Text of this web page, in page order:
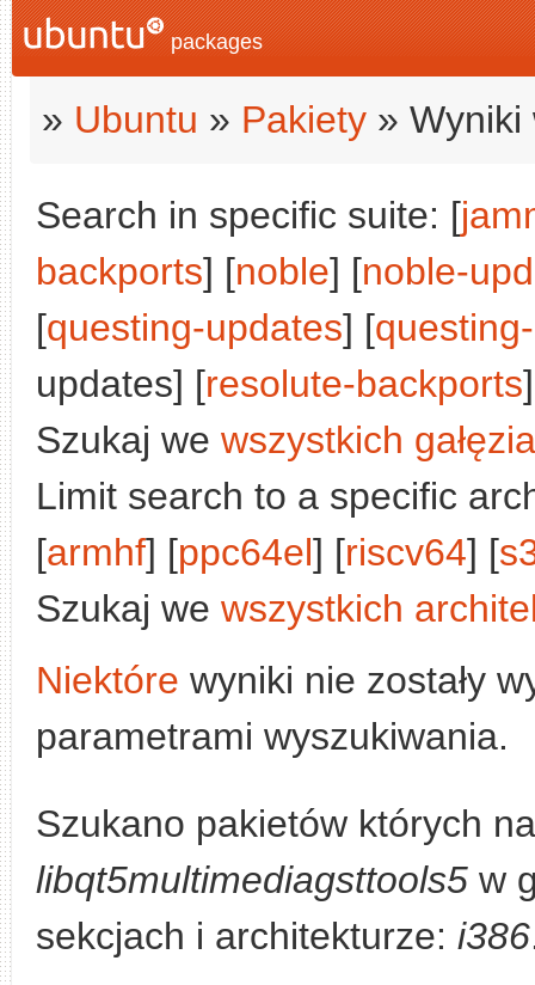
packages
» Ubuntu » Pakiety » Wyniki
Search in specific suite: [
backports] [noble] [noble-
[questing-updates] [
updates] [resolute-backports
Szukaj we wszystkich
Limit search to a specific
[armhf] [ppc64el] [riscv64] [
Szukaj we wszystkich
Niektóre wyniki nie zostały
parametrami wyszukiwania.
Szukano pakietów których
libqt5multimediagsttools5 w
sekcjach i architekturze: i386